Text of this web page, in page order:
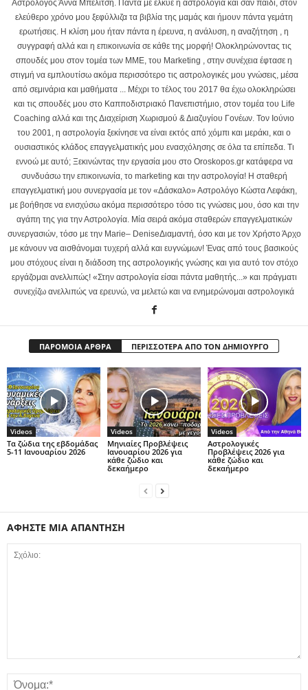
Αστρολόγος Άννα Μπελίτση. Πάντα με έλκυε η αστρολογία και σαν παιδί, στον
ελεύθερο χρόνο μου ξεφύλλιζα τα βιβλία της μαμάς και ήμουν πάντα γεμάτη
ερωτήσεις. Η κλίση μου ήταν πάντα η έρευνα, η ανάλυση, η αναζήτηση , η
συγγραφή αλλά και η επικοινωνία σε κάθε της μορφή! Ολοκληρώνοντας τις
σπουδές μου στον τομέα των ΜΜΕ, του Marketing , στην συνέχεια έφτασε η
στιγμή να εμπλουτίσω ακόμα περισσότερο τις αστρολογικές μου γνώσεις, μέσα
από σεμινάρια και μαθήματα ... Μέχρι το τέλος του 2017 θα έχω ολοκληρώσει
και τις σπουδές μου στο Καπποδιστριακό Πανεπιστήμιο, στον τομέα του Life
Coaching αλλά και της Διαχείριση Χωρισμού & Διαζυγίου Γονέων. Τον Ιούνιο
του 2001, η αστρολογία ξεκίνησε να είναι εκτός από χόμπι και μεράκι, και ο
ουσιαστικός κλάδος επαγγελματικής μου ενασχόλησης σε όλα τα επίπεδα. Τι
εννοώ με αυτό; Ξεκινώντας την εργασία μου στο Oroskopos.gr κατάφερα να
συνδυάσω την επικοινωνία, το marketing και την αστρολογία! Η σταθερή
επαγγελματική μου συνεργασία με τον «Δάσκαλο» Αστρολόγο Κώστα Λεφάκη,
με βοήθησε να ενισχύσω ακόμα περισσότερο τόσο τις γνώσεις μου, όσο και την
αγάπη της για την Αστρολογία. Μία σειρά ακόμα σταθερών επαγγελματικών
συνεργασιών, τόσο με την Marie– DeniseΔιαμαντή, όσο και με τον Χρήστο Άρχο
με κάνουν να αισθάνομαι τυχερή αλλά και ευγνώμων! Ένας από τους βασικούς
μου στόχους είναι η διάδοση της αστρολογικής γνώσης και για αυτό τον στόχο
εργάζομαι ανελλιπώς! «Στην αστρολογία είσαι πάντα μαθητής...» και πράγματι
συνεχίζω ανελλιπώς να ερευνώ, να μελετώ και να ενημερώνομαι αστρολογικά
ΠΑΡΟΜΟΙΑ ΑΡΘΡΑ ΠΕΡΙΣΣΟΤΕΡΑ ΑΠΟ ΤΟΝ ΔΗΜΙΟΥΡΓΟ
Videos
Τα ζώδια της εβδομάδας
5-11 Ιανουαρίου 2026
Videos
Μηνιαίες Προβλέψεις
Ιανουαρίου 2026 για
κάθε ζώδιο και
δεκαήμερο
Videos
Αστρολογικές
Προβλέψεις 2026 για
κάθε ζώδιο και
δεκαήμερο
ΑΦΗΣΤΕ ΜΙΑ ΑΠΑΝΤΗΣΗ